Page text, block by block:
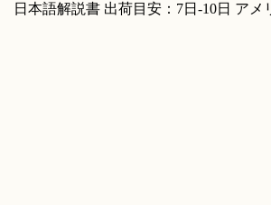
日本語解説書 出荷目安：7日-10日 ア